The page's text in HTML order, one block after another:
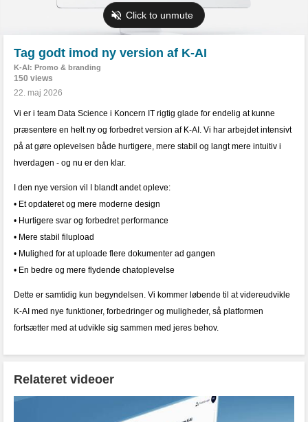
Tag godt imod ny version af K-AI
K-AI: Promo & branding
150 views
22. maj 2026
Vi er i team Data Science i Koncern IT rigtig glade for endelig at kunne
præsentere en helt ny og forbedret version af K-AI. Vi har arbejdet intensivt
på at gøre oplevelsen både hurtigere, mere stabil og langt mere intuitiv i
hverdagen - og nu er den klar.
I den nye version vil I blandt andet opleve:
• Et opdateret og mere moderne design
• Hurtigere svar og forbedret performance
• Mere stabil filupload
• Mulighed for at uploade flere dokumenter ad gangen
• En bedre og mere flydende chatoplevelse
Dette er samtidig kun begyndelsen. Vi kommer løbende til at videreudvikle
K-AI med nye funktioner, forbedringer og muligheder, så platformen
fortsætter med at udvikle sig sammen med jeres behov.
Relateret videoer